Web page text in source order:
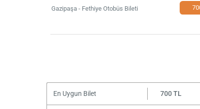
Gazipaşa - Fethiye Otobüs Bileti
En Uygun Bilet 700 TL